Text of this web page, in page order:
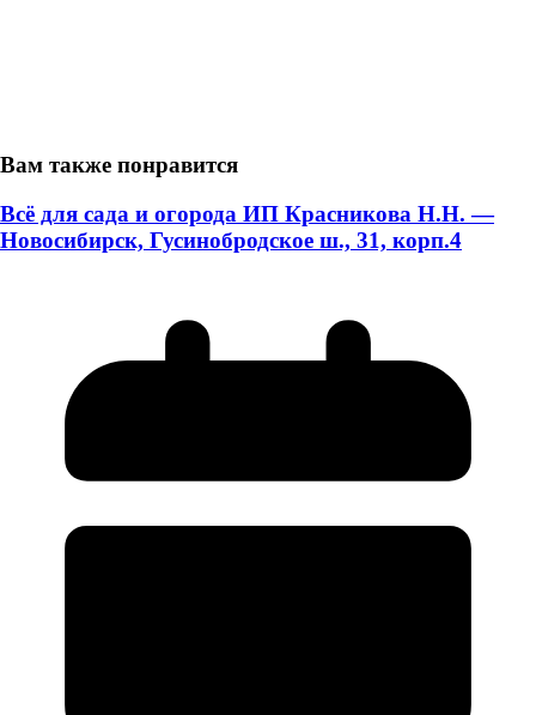
Вам также понравится
Всё для сада и огорода ИП Красникова Н.Н. —
Новосибирск, Гусинобродское ш., 31, корп.4